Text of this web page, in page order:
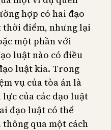
hợp có hai đạo
điểm, nhưng lại
một phần với
luật nào có điều
luật kia. Trong
vụ của tòa án là
của các đạo luật
đạo luật có thể
qua một cách